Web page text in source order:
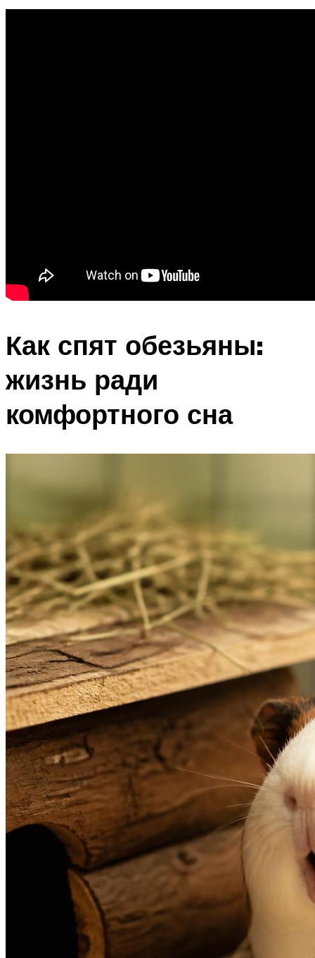
Как спят обезьяны:
жизнь ради
комфортного сна